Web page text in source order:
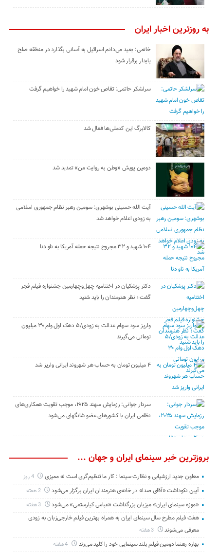
به روزترین اخبار ایران
خاتمی: بعید می‌دانم اسرائیل به آسانی بگذارد در منطقه صلح
پایدار برقرار شود
سرلشکر حاتمی: تقاص خون امام شهید را خواهیم گرفت
کالابرگ این کدملی‌ها فعال شد
دومین پویش «وطن به روایت من» تمدید شد
آیت الله حسینی بوشهری: سومین رهبر نظام جمهوری اسلامی
به زودی اعلام خواهد شد
۱۰۴ شهید و ۳۲ مجروح نتیجه حمله آمریکا به ناو دنا
دکتر پزشکیان در اختتامیه چهل‌وچهارمین جشنواره فیلم فجر
گفت ؛ نظر هنرمندان را باید شنید
واریز سود سهام عدالت به زودی/۵ دهک اول وام ۳۰ میلیون
تومانی می‌گیرند
۴ میلیون تومان به حساب هر شهروند ایرانی واریز شد
سردار جوانی: رزمایش سهند ۲۰۲۵، موجب تقویت همکاری‌های
نظامی ایران با کشور‌های عضو شانگهای می‌شود
بروزترین خبر سینمای ایران و جهان ...
معاون جدید ارزشیابی و نظارت سینما : کار ما تنظیم‌گری است نه ممیزی 4 روز
آیین نکوداشت «آقای صدا» در خانه‌ی هنرمندان ایران برگزار می‌شود 2 هفته
«موزه سینمای ایران» میزبان بزرگداشت «عباس کیارستمی» می‌شود 3 هفته
هفت فیلم مطرح سال سینمای ایران به همراه بهترین فیلم خارجی‌زبان به زودی
معرفی می‌شوند
3 هفته
بهاره رهنما دومین فیلم بلند سینمایی خود را کلید می‌زند